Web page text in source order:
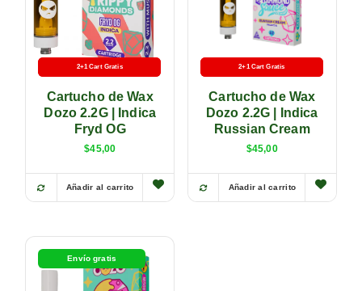
Batería Gratis
2+1 Cart Gratis
Cartucho de Wax
Dozo 2.2G | Indica
Fryd OG
$45,00
Añadir al carrito
Batería Gratis
2+1 Cart Gratis
Cartucho de Wax
Dozo 2.2G | Indica
Russian Cream
$45,00
Añadir al carrito
Envío gratis